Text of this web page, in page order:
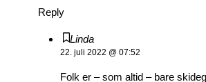
Reply
Linda
22. juli 2022 @ 07:52
Folk er – som altid – bare